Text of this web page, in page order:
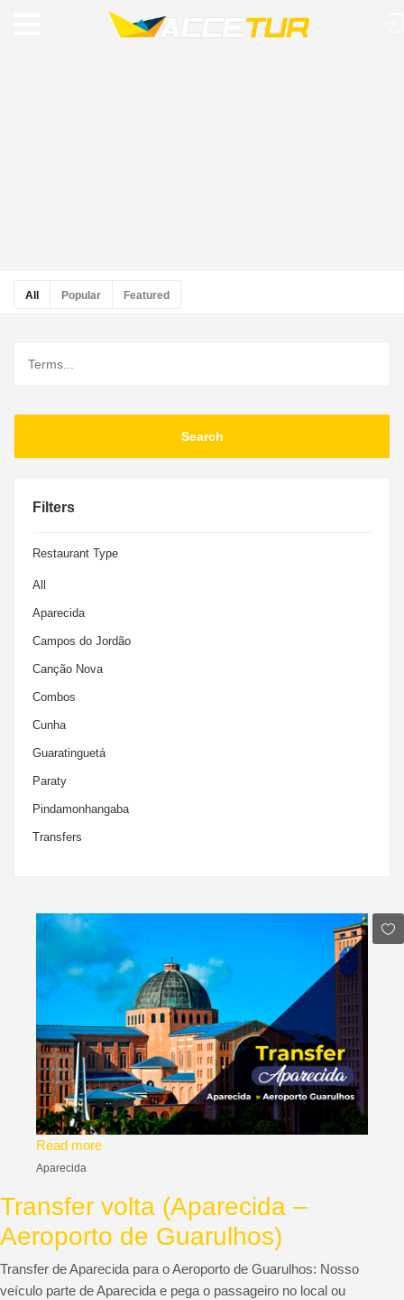
Passeios e romarias compartilhadas com preços especias!
All Popular Featured
Filters
Restaurant Type
All
Aparecida
Campos do Jordão
Canção Nova
Combos
Cunha
Guaratinguetá
Paraty
Pindamonhangaba
Transfers
Read more
Aparecida
Transfer volta (Aparecida –
Aeroporto de Guarulhos)
Transfer de Aparecida para o Aeroporto de Guarulhos: Nosso
veículo parte de Aparecida e pega o passageiro no local ou